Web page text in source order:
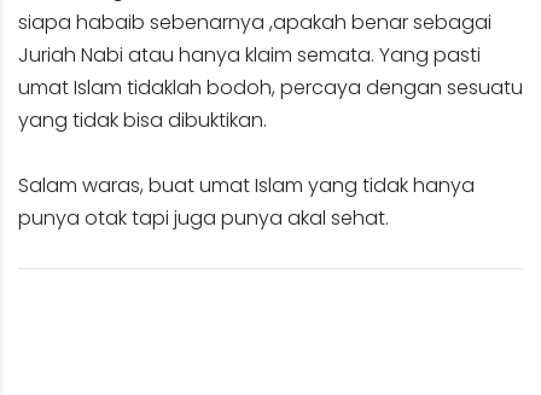
siapa habaib sebenarnya ,apakah benar sebagai
Juriah Nabi atau hanya klaim semata. Yang pasti
umat Islam tidaklah bodoh, percaya dengan sesuatu
yang tidak bisa dibuktikan.
Salam waras, buat umat Islam yang tidak hanya
punya otak tapi juga punya akal sehat.